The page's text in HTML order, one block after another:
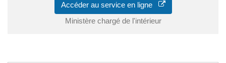
Accéder au service en ligne
Ministère chargé de l'intérieur